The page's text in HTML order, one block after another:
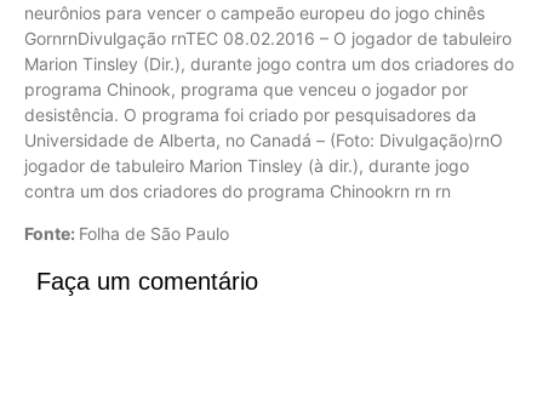
Fonte: Folha de São Paulo
Faça um comentário